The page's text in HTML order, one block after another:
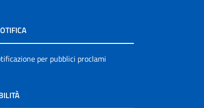
per pubblici proclami